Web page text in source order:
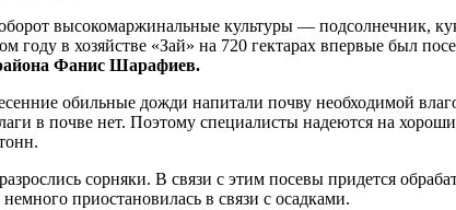
высокомаржинальные культуры — подсолнечник,
году в хозяйстве «Зай» на 720 гектарах впервые был
района Фанис Шарафиев.
обильные дожди напитали почву необходимой
в почве нет. Поэтому специалисты надеются на
сорняки. В связи с этим посевы придется
приостановилась в связи с осадками.